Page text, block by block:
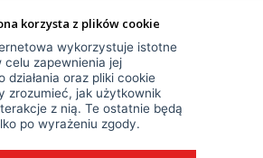
korzysta z plików cookie
wykorzystuje istotne
celu zapewnienia jej
działania oraz pliki cookie
zrozumieć, jak użytkownik
z nią. Te ostatnie będą
po wyrażeniu zgody.